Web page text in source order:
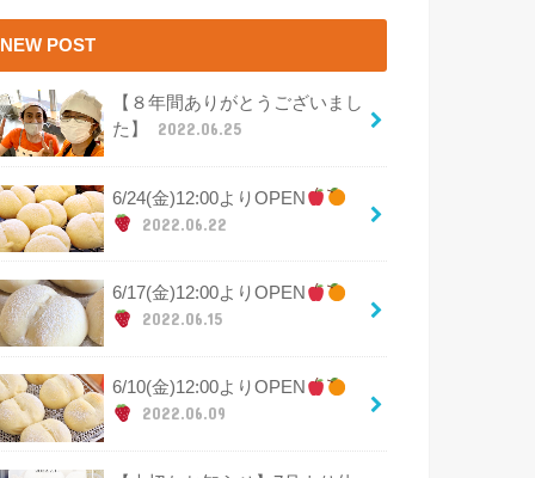
NEW POST
【８年間ありがとうございまし
た】
2022.06.25
6/24(金)12:00よりOPEN
2022.06.22
6/17(金)12:00よりOPEN
2022.06.15
6/10(金)12:00よりOPEN
2022.06.09